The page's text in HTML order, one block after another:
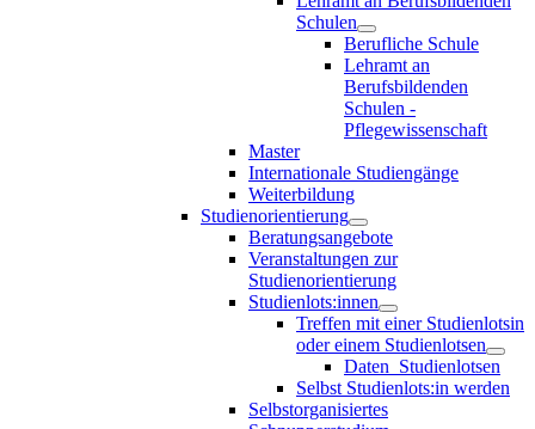
Schulen
Berufliche Schule
Lehramt an
Berufsbildenden
Schulen -
Pflegewissenschaft
Master
Internationale Studiengänge
Weiterbildung
Studienorientierung
Beratungsangebote
Veranstaltungen zur
Studienorientierung
Studienlots:innen
Treffen mit einer Studienlotsin
oder einem Studienlotsen
Daten_Studienlotsen
Selbst Studienlots:in werden
Selbstorganisiertes